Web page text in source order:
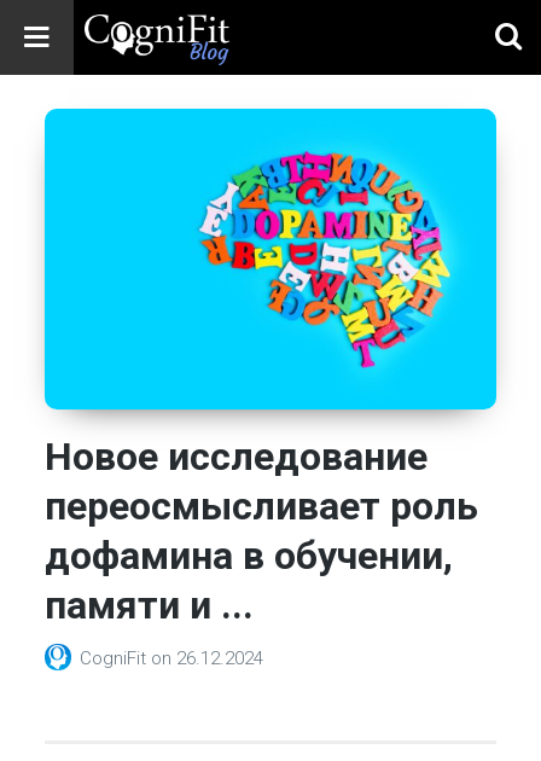
Brain Training,
Mental Health, and
Новое исследование
переосмысливает роль
дофамина в обучении,
памяти и ...
CogniFit on 26.12.2024